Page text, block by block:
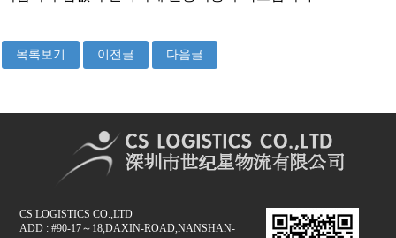
목록보기 이전글 다음글
CS LOGISTICS CO.,LTD
ADD : #90-17～18,DAXIN-ROAD,NANSHAN-